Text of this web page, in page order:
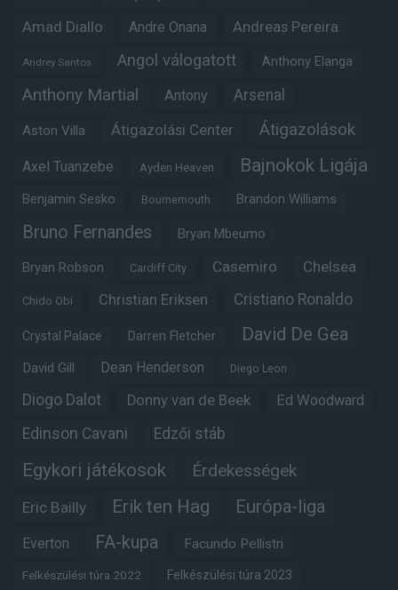
Amad Diallo Andre Onana Andreas Pereira
Andrey Santos Angol válogatott Anthony Elanga
Anthony Martial Antony Arsenal
Aston Villa Átigazolási Center Átigazolások
Axel Tuanzebe Ayden Heaven Bajnokok Ligája
Benjamin Sesko Bournemouth Brandon Williams
Bruno Fernandes Bryan Mbeumo
Bryan Robson Cardiff City Casemiro Chelsea
Chido Obi Christian Eriksen Cristiano Ronaldo
Crystal Palace Darren Fletcher David De Gea
David Gill Dean Henderson Diego Leon
Diogo Dalot Donny van de Beek Ed Woodward
Edinson Cavani Edzői stáb
Egykori játékosok Érdekességek
Eric Bailly Erik ten Hag Európa-liga
Everton FA-kupa Facundo Pellistri
Felkészülési túra 2022 Felkészülési túra 2023